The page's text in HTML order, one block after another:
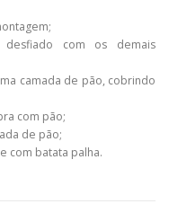
com os demais
camada de pão, cobrindo
com pão;
de pão;
com batata palha.